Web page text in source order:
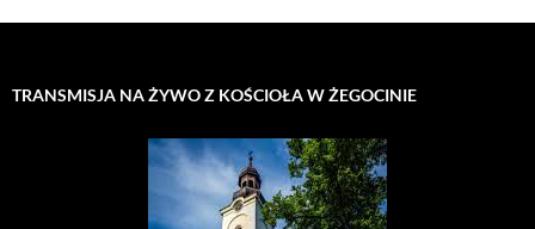
TRANSMISJA NA ŻYWO Z KOŚCIOŁA W ŻEGOCINIE